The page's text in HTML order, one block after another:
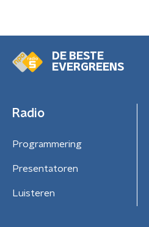
DE BESTE
EVERGREENS
Radio
Programmering
Presentatoren
Luisteren